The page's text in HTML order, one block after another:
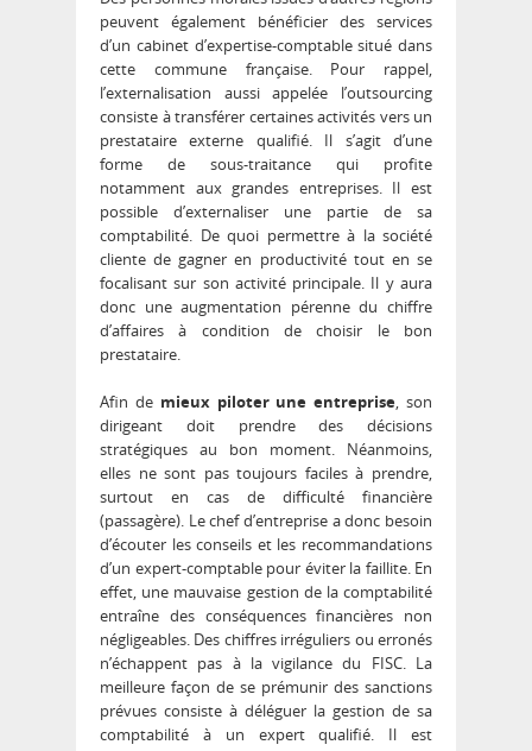
peuvent également bénéficier des services
d’un cabinet d’expertise-comptable situé dans
cette commune française. Pour rappel,
l’externalisation aussi appelée l’outsourcing
consiste à transférer certaines activités vers un
prestataire externe qualifié. Il s’agit d’une
forme de sous-traitance qui profite
notamment aux grandes entreprises. Il est
possible d’externaliser une partie de sa
comptabilité. De quoi permettre à la société
cliente de gagner en productivité tout en se
focalisant sur son activité principale. Il y aura
donc une augmentation pérenne du chiffre
d’affaires à condition de choisir le bon
prestataire.
Afin de mieux piloter une entreprise, son
dirigeant doit prendre des décisions
stratégiques au bon moment. Néanmoins,
elles ne sont pas toujours faciles à prendre,
surtout en cas de difficulté financière
(passagère). Le chef d’entreprise a donc besoin
d’écouter les conseils et les recommandations
d’un expert-comptable pour éviter la faillite. En
effet, une mauvaise gestion de la comptabilité
entraîne des conséquences financières non
négligeables. Des chiffres irréguliers ou erronés
n’échappent pas à la vigilance du FISC. La
meilleure façon de se prémunir des sanctions
prévues consiste à déléguer la gestion de sa
comptabilité à un expert qualifié. Il est